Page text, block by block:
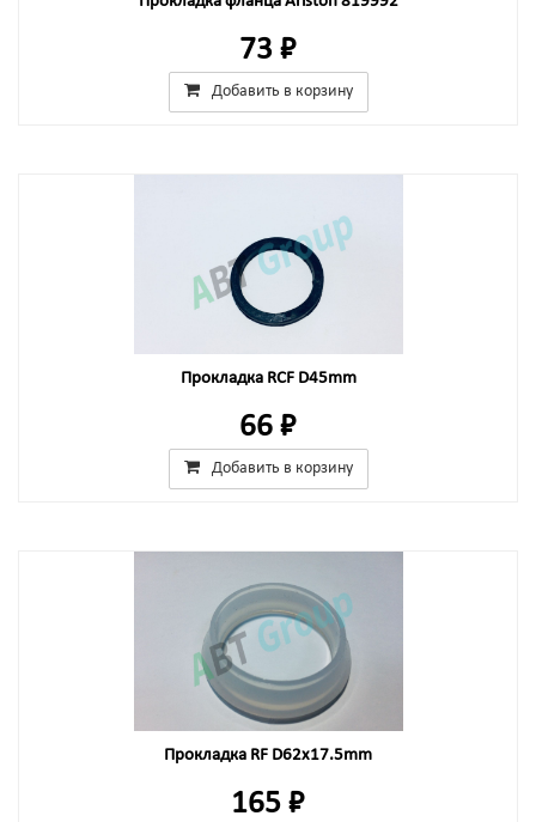
73 ₽
Добавить в корзину
Прокладка RCF D45mm
66 ₽
Добавить в корзину
Прокладка RF D62x17.5mm
165 ₽